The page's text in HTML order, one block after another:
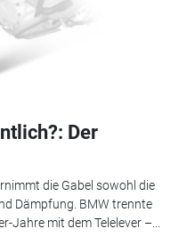
Der
die Gabel sowohl die
Dämpfung. BMW trennte
Jahre mit dem Telelever –...